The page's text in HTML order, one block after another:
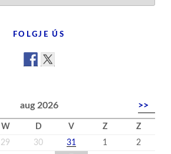
FOLGJE ÚS
aug 2026 >>
W D V Z
Z
29 30 31 1
2